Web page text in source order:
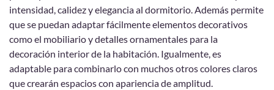
intensidad, calidez y elegancia al dormitorio. Además permite
que se puedan adaptar fácilmente elementos decorativos
como el mobiliario y detalles ornamentales para la
decoración interior de la habitación. Igualmente, es
adaptable para combinarlo con muchos otros colores claros
que crearán espacios con apariencia de amplitud.